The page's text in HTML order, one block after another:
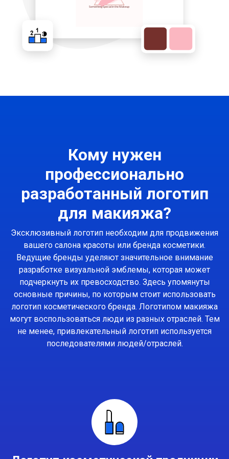
Кому нужен
профессионально
разработанный логотип
для макияжа?
Эксклюзивный логотип необходим для продвижения
вашего салона красоты или бренда косметики.
Ведущие бренды уделяют значительное внимание
разработке визуальной эмблемы, которая может
подчеркнуть их превосходство. Здесь упомянуты
основные причины, по которым стоит использовать
логотип косметического бренда. Логотипом макияжа
могут воспользоваться люди из разных отраслей. Тем
не менее, привлекательный логотип используется
последователями людей/отраслей.